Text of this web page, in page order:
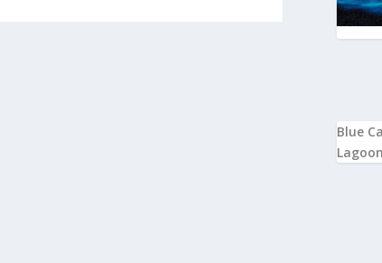
Blue
Lagoon